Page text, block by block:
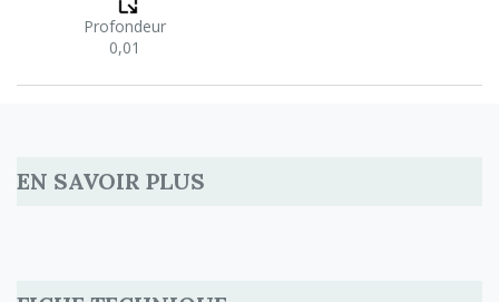
Profondeur
0,01
EN SAVOIR PLUS